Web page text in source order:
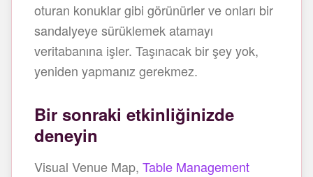
oturan konuklar gibi görünürler ve onları bir
sandalyeye sürüklemek atamayı
veritabanına işler. Taşınacak bir şey yok,
yeniden yapmanız gerekmez.
Bir sonraki etkinliğinizde
deneyin
Visual Venue Map, Table Management